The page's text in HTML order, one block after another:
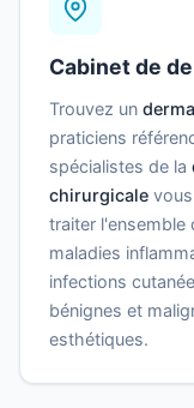
Cabinet de
Trouvez un
praticiens
spécialistes de la
chirurgicale
traiter l'ensemble
maladies
infections
bénignes et
esthétiques.